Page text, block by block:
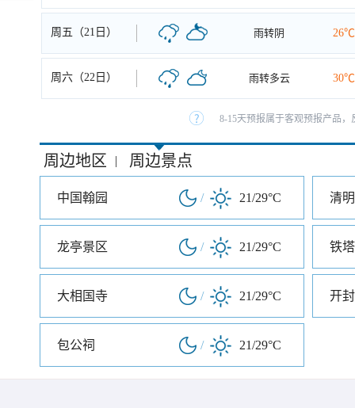
周五（21日） 雨转阴 26℃
周六（22日） 雨转多云 30℃
8-15天预报属于客观预报产品
周边地区 | 周边景点
中国翰园 / 21/29°C 清
龙亭景区 / 21/29°C 铁
大相国寺 / 21/29°C 开
包公祠 / 21/29°C